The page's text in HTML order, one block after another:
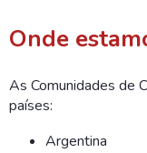
Onde
As Comunidades de
países:
Argentina